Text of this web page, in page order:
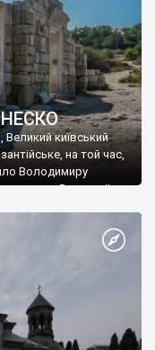
Великий київський
на той час,
Володимиру
Василю ІІ, та
християнином.
Таврійського